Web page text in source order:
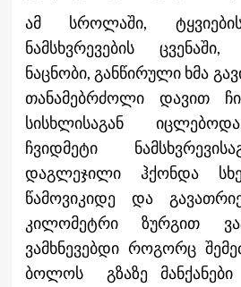
ამ სროლაში,
ნამსხვრევების
ნაცნობი, განწირული ხმა
თანამებრძოლი დავით
სისხლისაგან
ჩვიდმეტი
დაგლეჯილი ჰქონდა
წამოვიკიდე და
კილომეტრი ზურგით
ვამხნევებდი როგორც
ბოლოს გზაზე